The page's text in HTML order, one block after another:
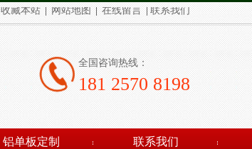
收藏本站 网站地图 在线留言 联系我们
全国咨询热线：
181 2570 8198
铝单板定制 联系我们